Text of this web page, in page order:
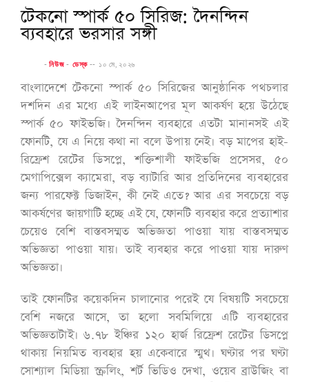
টেকনো স্পার্ক ৫০ সিরিজ: দৈনন্দিন
ব্যবহারে ভরসার সঙ্গী
-নিউজ - ডেস্ক -- ১০ মে, ২০২৬
বাংলাদেশে টেকনো স্পার্ক ৫০ সিরিজের আনুষ্ঠানিক পথচলার
দশদিন এর মধ্যে এই লাইনআপের মূল আকর্ষণ হয়ে উঠেছে
স্পার্ক ৫০ ফাইভজি। দৈনন্দিন ব্যবহারে এতটা মানানসই এই
ফোনটি, যে এ নিয়ে কথা না বলে উপায় নেই। বড় মাপের হাই-
রিফ্রেশ রেটের ডিসপ্লে, শক্তিশালী ফাইভজি প্রসেসর, ৫০
মেগাপিক্সেল ক্যামেরা, বড় ব্যাটারি আর প্রতিদিনের ব্যবহারের
জন্য পারফেক্ট ডিজাইন, কী নেই এতে? আর এর সবচেয়ে বড়
আকর্ষণের জায়গাটি হচ্ছে এই যে, ফোনটি ব্যবহার করে প্রত্যাশার
চেয়েও বেশি বাস্তবসম্মত অভিজ্ঞতা পাওয়া যায় বাস্তবসম্মত
অভিজ্ঞতা পাওয়া যায়। তাই ব্যবহার করে পাওয়া যায় দারুণ
অভিজ্ঞতা।
তাই ফোনটির কয়েকদিন চালানোর পরেই যে বিষয়টি সবচেয়ে
বেশি নজরে আসে, তা হলো সবমিলিয়ে এটি ব্যবহারের
অভিজ্ঞতাটাই। ৬.৭৮ ইঞ্চির ১২০ হার্জ রিফ্রেশ রেটের ডিসপ্লে
থাকায় নিয়মিত ব্যবহার হয় একেবারে স্মুথ। ঘণ্টার পর ঘণ্টা
সোশ্যাল মিডিয়া স্ক্রলিং, শর্ট ভিডিও দেখা, ওয়েব ব্রাউজিং বা